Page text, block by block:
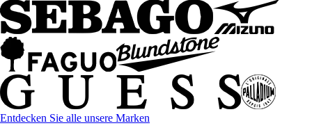
Entdecken Sie alle unsere Marken